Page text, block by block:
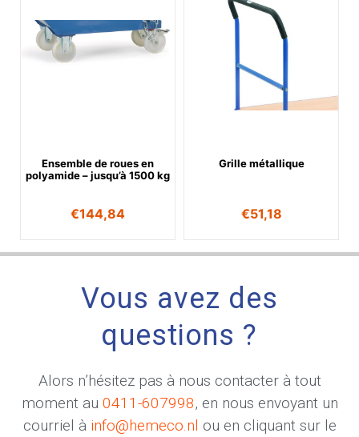
Ensemble de roues en
polyamide – jusqu’à 1500 kg
€144,84
Grille métallique
€51,18
Vous avez des
questions ?
Alors n’hésitez pas à nous contacter à tout
moment au 0411-607998, en nous envoyant un
courriel à info@hemeco.nl ou en cliquant sur le